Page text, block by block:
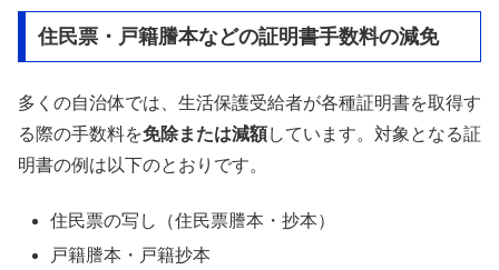
住民票・戸籍謄本などの証明書手数料の減免
多くの自治体では、生活保護受給者が各種証明書を取得す
る際の手数料を免除または減額しています。対象となる証
明書の例は以下のとおりです。
住民票の写し（住民票謄本・抄本）
戸籍謄本・戸籍抄本